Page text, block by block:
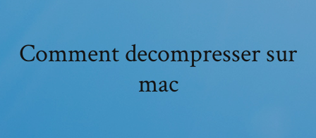
Comment decompresser sur
mac